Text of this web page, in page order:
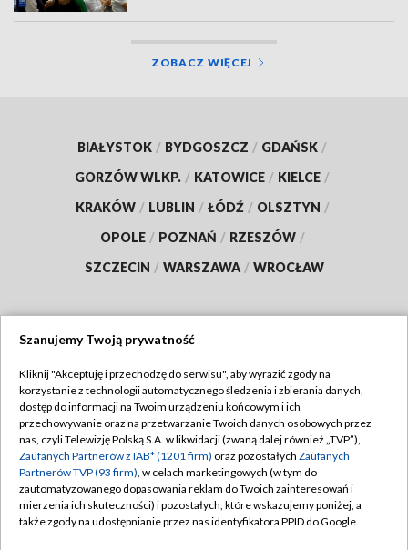
ZOBACZ WIĘCEJ
BIAŁYSTOK / BYDGOSZCZ / GDAŃSK /
GORZÓW WLKP. / KATOWICE / KIELCE /
KRAKÓW / LUBLIN / ŁÓDŹ / OLSZTYN /
OPOLE / POZNAŃ / RZESZÓW /
SZCZECIN / WARSZAWA / WROCŁAW
TVP
Abonament TVP
Emisja w TVP
Centrum informacji TVP
Naziemna Telewizja Cyfrowa
Regulamin TVP
Polityka prywatności
Moje zgody
Pomoc
Szanujemy Twoją prywatność
Kliknij "Akceptuję i przechodzę do serwisu", aby wyrazić zgody na
korzystanie z technologii automatycznego śledzenia i zbierania danych,
dostęp do informacji na Twoim urządzeniu końcowym i ich
przechowywanie oraz na przetwarzanie Twoich danych osobowych przez
nas, czyli Telewizję Polską S.A. w likwidacji (zwaną dalej również „TVP”),
Zaufanych Partnerów z IAB* (1201 firm) oraz pozostałych Zaufanych
Partnerów TVP (93 firm), w celach marketingowych (w tym do
zautomatyzowanego dopasowania reklam do Twoich zainteresowań i
mierzenia ich skuteczności) i pozostałych, które wskazujemy poniżej, a
także zgody na udostępnianie przez nas identyfikatora PPID do Google.